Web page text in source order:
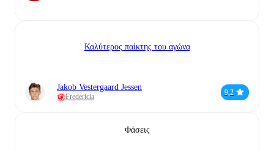
Καλύτερος παίκτης του αγώνα
Jakob Vestergaard Jessen
Fredericia
9,2
Φάσεις